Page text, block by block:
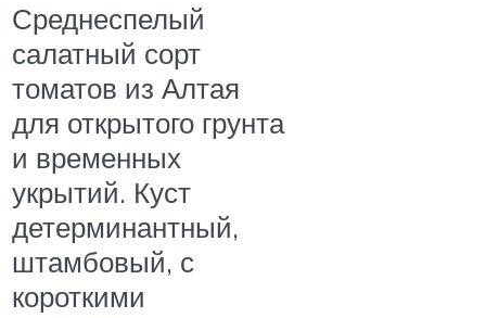
Среднеспелый
салатный сорт
томатов из Алтая
для открытого грунта
и временных
укрытий. Куст
детерминантный,
штамбовый, с
короткими